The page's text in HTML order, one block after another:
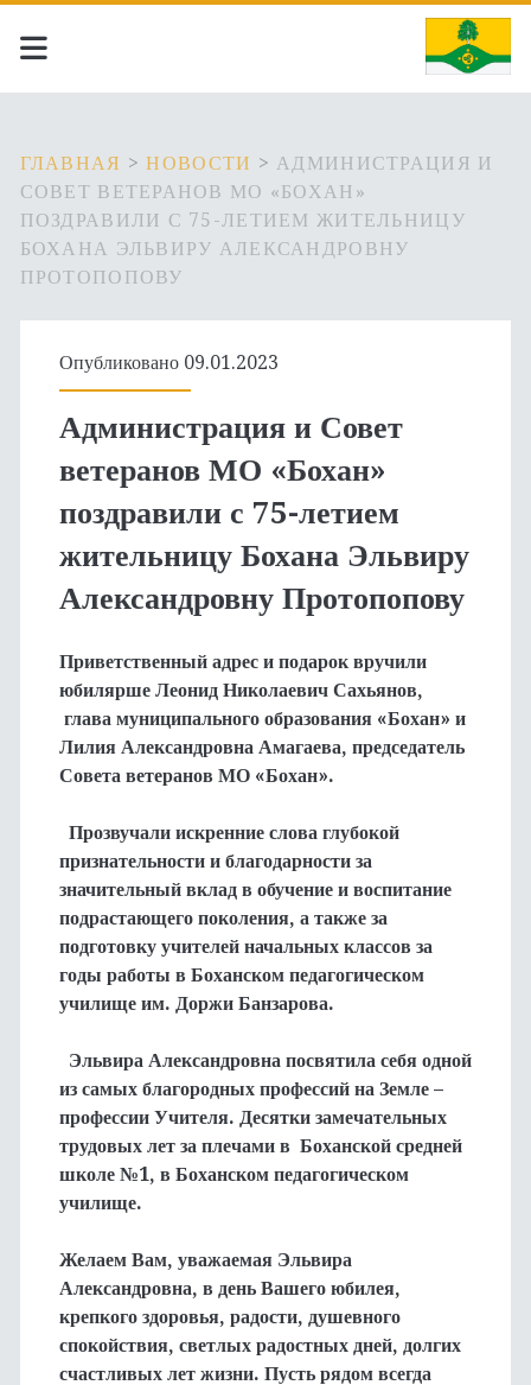
ГЛАВНАЯ >НОВОСТИ > АДМИНИСТРАЦИЯ И
СОВЕТ ВЕТЕРАНОВ МО «БОХАН»
ПОЗДРАВИЛИ С 75-ЛЕТИЕМ ЖИТЕЛЬНИЦУ
БОХАНА ЭЛЬВИРУ АЛЕКСАНДРОВНУ
ПРОТОПОПОВУ
Опубликовано 09.01.2023
Администрация и Совет
ветеранов МО «Бохан»
поздравили с 75-летием
жительницу Бохана Эльвиру
Александровну Протопопову
Приветственный адрес и подарок вручили
юбилярше Леонид Николаевич Сахьянов,
глава муниципального образования «Бохан» и
Лилия Александровна Амагаева, председатель
Совета ветеранов МО «Бохан».
Прозвучали искренние слова глубокой
признательности и благодарности за
значительный вклад в обучение и воспитание
подрастающего поколения, а также за
подготовку учителей начальных классов за
годы работы в Боханском педагогическом
училище им. Доржи Банзарова.
Эльвира Александровна посвятила себя одной
из самых благородных профессий на Земле –
профессии Учителя. Десятки замечательных
трудовых лет за плечами в Боханской средней
школе №1, в Боханском педагогическом
училище.
Желаем Вам, уважаемая Эльвира
Александровна, в день Вашего юбилея,
крепкого здоровья, радости, душевного
спокойствия, светлых радостных дней, долгих
счастливых лет жизни. Пусть рядом всегда